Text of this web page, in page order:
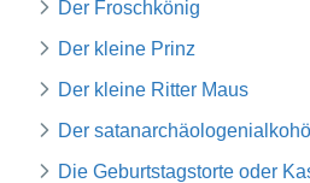
Der Froschkönig
Der kleine Prinz
Der kleine Ritter Maus
Der
Die Geburtstagstorte oder